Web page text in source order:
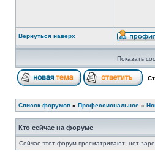
Вернуться наверх
Показать
Список форумов » Профессиональное »
Кто сейчас на форуме
Сейчас этот форум просматривают: нет